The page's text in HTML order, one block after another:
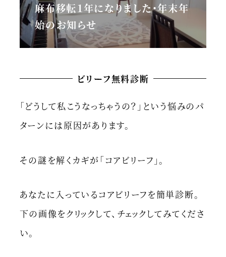
麻布移転１年になりました・年末年
始のお知らせ
ビリーフ無料診断
「どうして私こうなっちゃうの？」という悩みのパ
ターンには原因があります。
その謎を解くカギが「コアビリーフ」。
あなたに入っているコアビリーフを簡単診断。
下の画像をクリックして、チェックしてみてくださ
い。